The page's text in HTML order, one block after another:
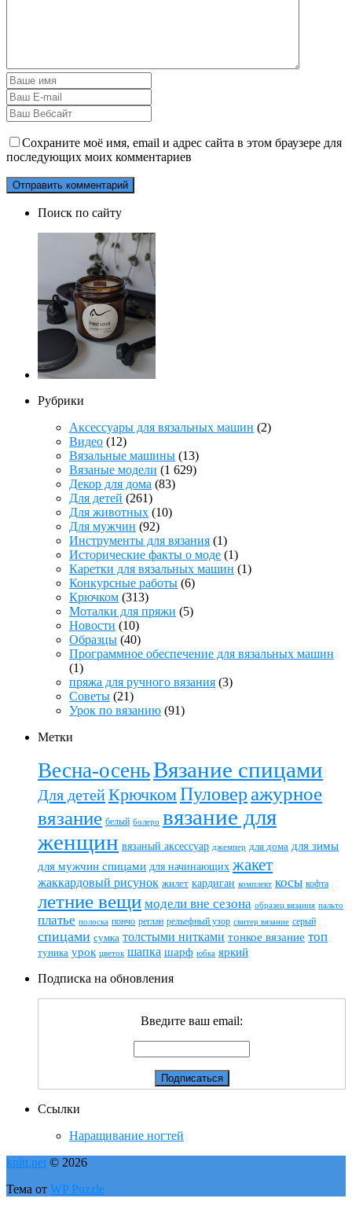
Сохраните моё имя, email и адрес сайта в этом браузере для
последующих моих комментариев
Поиск по сайту
Рубрики
Аксессуары для вязальных машин (2)
Видео (12)
Вязальные машины (13)
Вязаные модели (1 629)
Декор для дома (83)
Для детей (261)
Для животных (10)
Для мужчин (92)
Инструменты для вязания (1)
Исторические факты о моде (1)
Каретки для вязальных машин (1)
Конкурсные работы (6)
Крючком (313)
Моталки для пряжи (5)
Новости (10)
Образцы (40)
Программное обеспечение для вязальных машин
(1)
пряжа для ручного вязания (3)
Советы (21)
Урок по вязанию (91)
Метки
Весна-осеньВязание спицами
Для детейКрючкомПуловер ажурное
вязание белый болеро вязание для
женщин вязаный аксессуар джемпер для дома для зимы
для мужчин спицами для начинающих жакет
жаккардовый рисунок жилет кардиган комплект косы кофта
летние вещи модели вне сезона образец вязания пальто
платье полоска пончо реглан рельефный узор свитер вязание серый
спицами сумка толстыми нитками тонкое вязание топ
туника урок цветок шапка шарф юбка яркий
Подписка на обновления
Введите ваш email:
Ссылки
Наращивание ногтей
knitt.net © 2026
Тема от WP Puzzle